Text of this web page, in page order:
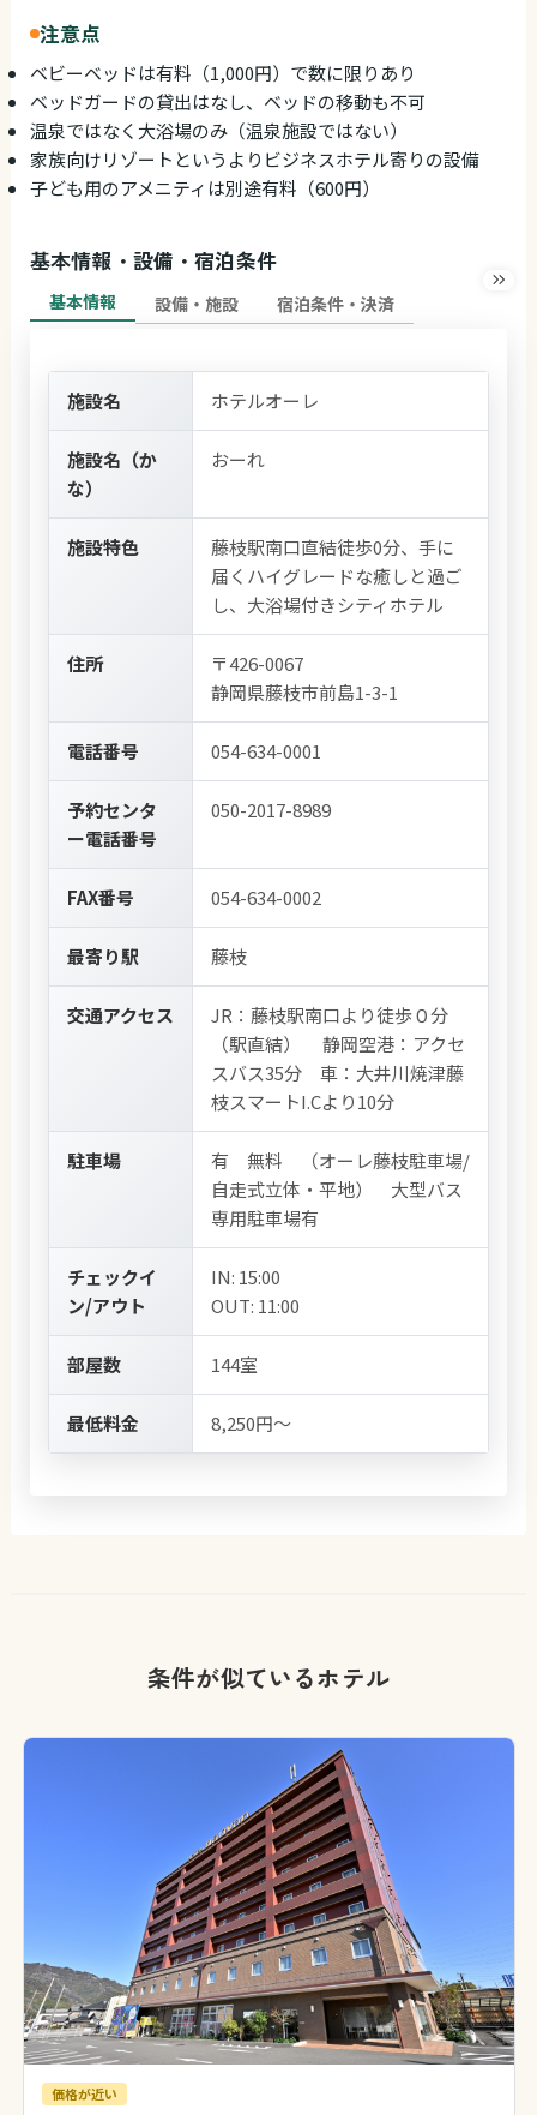
注意点
ベビーベッドは有料（1,000円）で数に限りあり
ベッドガードの貸出はなし、ベッドの移動も不可
温泉ではなく大浴場のみ（温泉施設ではない）
家族向けリゾートというよりビジネスホテル寄りの設備
子ども用のアメニティは別途有料（600円）
基本情報・設備・宿泊条件
基本情報 設備・施設 宿泊条件・決済
施設名 ホテルオーレ
施設名（か
な）
おーれ
施設特色
藤枝駅南口直結徒歩0分、手に
届くハイグレードな癒しと過ご
し、大浴場付きシティホテル
住所
〒426-0067
静岡県藤枝市前島1-3-1
電話番号 054-634-0001
予約センタ
ー電話番号
050-2017-8989
FAX番号 054-634-0002
最寄り駅 藤枝
交通アクセス
JR：藤枝駅南口より徒歩０分
（駅直結） 静岡空港：アクセ
スバス35分 車：大井川焼津藤
枝スマートI.Cより10分
駐車場
有 無料 （オーレ藤枝駐車場/
自走式立体・平地） 大型バス
専用駐車場有
チェックイ
ン/アウト
IN: 15:00
OUT: 11:00
部屋数 144室
最低料金 8,250円～
条件が似ているホテル
価格が近い